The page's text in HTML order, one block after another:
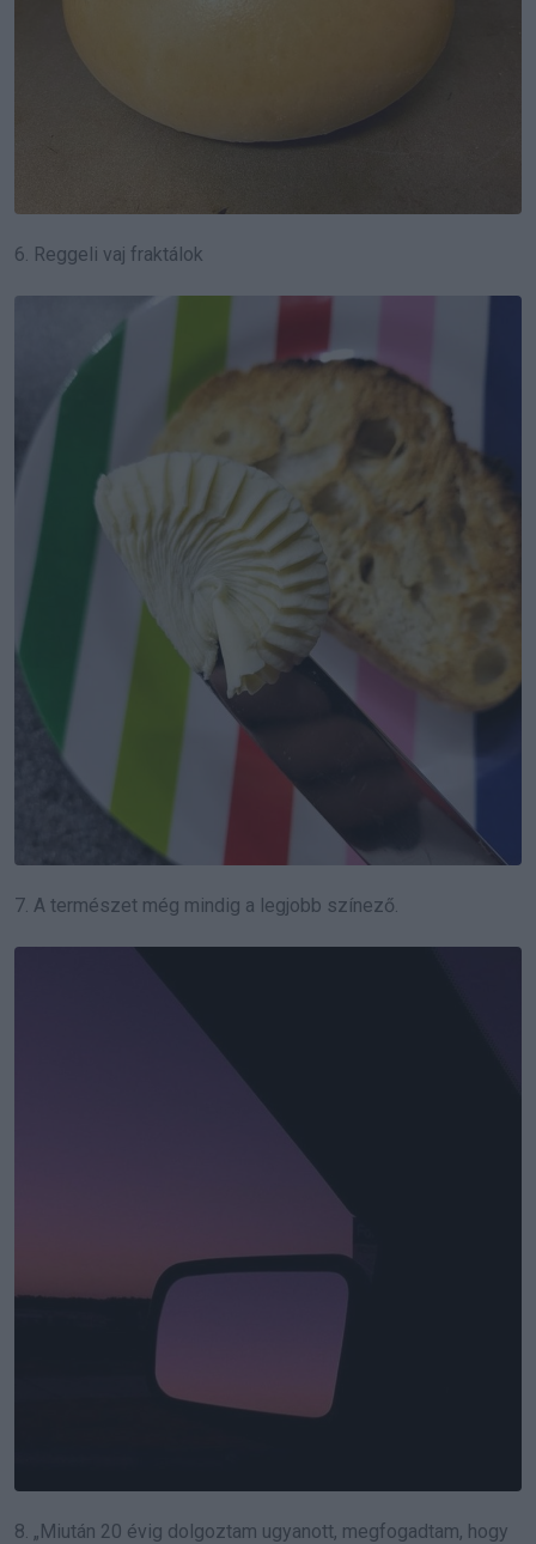
6. Reggeli vaj fraktálok
7. A természet még mindig a legjobb színező.
8. „Miután 20 évig dolgoztam ugyanott, megfogadtam, hogy